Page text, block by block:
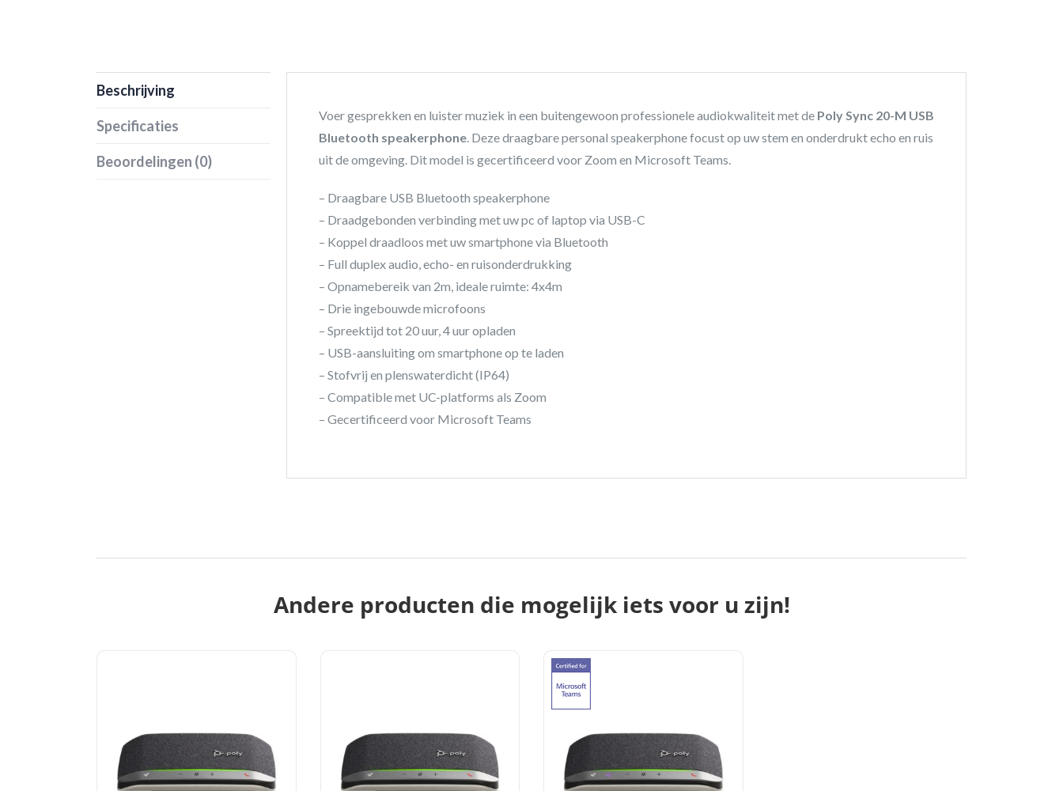
Beschrijving
Specificaties
Beoordelingen (0)
Voer gesprekken en luister muziek in een buitengewoon professionele audiokwaliteit met de Poly Sync 20-M USB
Bluetooth speakerphone. Deze draagbare personal speakerphone focust op uw stem en onderdrukt echo en ruis
uit de omgeving. Dit model is gecertificeerd voor Zoom en Microsoft Teams.
– Draagbare USB Bluetooth speakerphone
– Draadgebonden verbinding met uw pc of laptop via USB-C
– Koppel draadloos met uw smartphone via Bluetooth
– Full duplex audio, echo- en ruisonderdrukking
– Opnamebereik van 2m, ideale ruimte: 4x4m
– Drie ingebouwde microfoons
– Spreektijd tot 20 uur, 4 uur opladen
– USB-aansluiting om smartphone op te laden
– Stofvrij en plenswaterdicht (IP64)
– Compatible met UC-platforms als Zoom
– Gecertificeerd voor Microsoft Teams
Andere producten die mogelijk iets voor u zijn!